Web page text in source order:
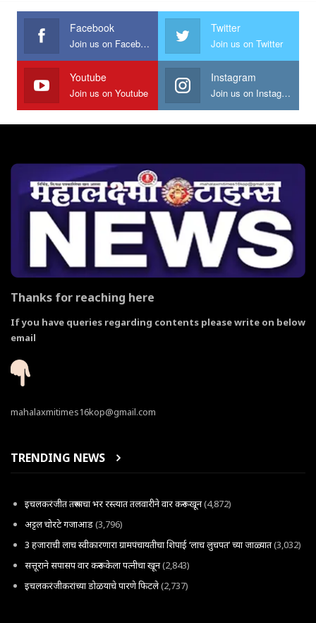
Facebook
Join us on Facebook
Twitter
Join us on Twitter
Youtube
Join us on Youtube
Instagram
Join us on Instagram
Thanks for reaching here
If you have queries regarding contents please write on below
email
mahalaxmitimes16kop@gmail.com
TRENDING NEWS
इचलकरंजीत तरूणाचा भर रस्त्यात तलवारीने वार करून खून(4,872)
अट्टल चोरटे गजाआड(3,796)
3 हजाराची लाच स्वीकारणारा ग्रामपंचायतीचा शिपाई ‘लाच लुचपत’ च्या जाळ्यात(3,032)
सत्तूराने सपासप वार करून केला पत्नीचा खून(2,843)
इचलकरंजीकरांच्या डोळयाचे पारणे फिटले(2,737)